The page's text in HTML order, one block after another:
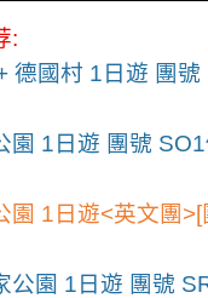
:
德國村 1 日遊 團號
園 1 日遊 團號 SO1
園 1 日遊<英文團 >[
公園 1 日遊 團號